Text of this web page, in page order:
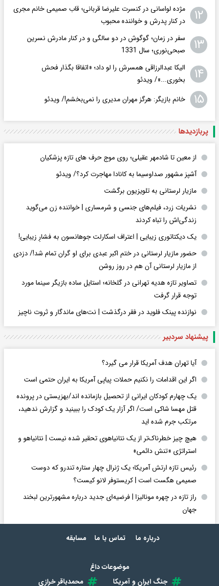
۱۲
مژده لواسانی در کنسرت علیرضا قربانی؛ قاب صمیمی خانم مجری
در کنار پدرش و خواننده محبوب
۱۳
سفر در زمان؛ گوگوش در دو سالگی و در کنار مادرش نسرین
صبحی‌نوری؛ سال 1331
۱۴
الیکا عبدالرزاقی همسرش را لو داد؛ «اتفاقا بگذار فحش
بخوری...»/ ویدئو
۱۵ خانم بازیگر: هرگز مهران مدیری را نمی‌بخشم!/ ویدئو
پربازدید‌ها
از معین تا شادمهر عقیلی؛ روی موج حرف های تازه پزشکیان
آشپز مشهور صداوسیما به کانادا مهاجرت کرد؟/ ویدئو
مازیار لرستانی به تلویزیون برگشت
نشریات زرد، فیلم‌های جنسی و شرمساری | خواننده زن می‌گوید
زندگی‌اش را تباه کردند
یک دیکتاتوری زیبایی | اعتراف اسکارلت جوهانسون به فشارِ زیبایی!
حضور مازیار لرستانی در ختم اکبر عبدی برای او گران تمام شد!/ دزدی
از مازیار لرستانی آن هم در روز روشن
تصاویر تازه هدیه تهرانی در گلخانه؛ استایل ساده بازیگر سینما مورد
توجه قرار گرفت
نوازنده پینک فلوید در فقر درگذشت | نت‌های ماندگار و ثروت ناچیز
پیشنهاد سردبیر
آیا تهران هدف آمریکا قرار می گیرد؟
اگر این اقدامات را نکنیم حملات پیاپی آمریکا به ایران حتمی است
یک چهارم کودکان ایرانی از تحصیل بازمانده اند/بهزیستی در پرونده
قتل مهسا شاکی است/ اگر آزار یک کودک را ببینید و گزارش ندهید،
مرتکب جرم شده اید
هیچ چیز خطرناک‌تر از یک نتانیاهوی تحقیر شده نیست | نتانیاهو و
استراتژی «تنش دائمی»
رئیس تازه ارتش آمریکا؛ یک ژنرال چهار ستاره تندرو که دوست
صمیمی هگست است | کریستوفر لانو کیست؟
راز تازه در چهره مونالیزا | فرضیه‌ای جدید درباره مشهورترین لبخند
جهان
درباره ما تماس با ما مسابقه
موضوعات داغ
جنگ ایران و آمریکا
محمدباقر خرازی